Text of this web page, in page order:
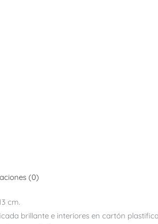
(0)
cm.
brillante e interiores en cartón